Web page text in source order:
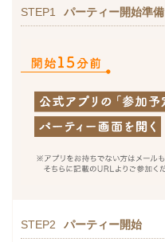
STEP1 パーティー開始準備
STEP2 パーティー開始